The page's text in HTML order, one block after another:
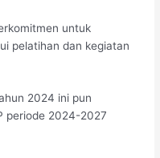
untuk
pelatihan dan kegiatan
2024 ini pun
periode 2024-2027